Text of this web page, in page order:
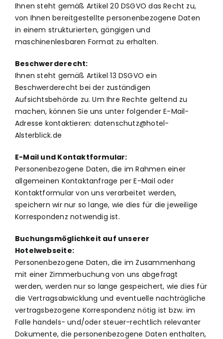
Ihnen steht gemäß Artikel 20 DSGVO das Recht zu,
von Ihnen bereitgestellte personenbezogene Daten
in einem strukturierten, gängigen und
maschinenlesbaren Format zu erhalten.
Beschwerderecht:
Ihnen steht gemäß Artikel 13 DSGVO ein
Beschwerderecht bei der zuständigen
Aufsichtsbehörde zu. Um Ihre Rechte geltend zu
machen, können Sie uns unter folgender E-Mail-
Adresse kontaktieren: datenschutz@hotel-
Alsterblick.de
E-Mail und Kontaktformular:
Personenbezogene Daten, die im Rahmen einer
allgemeinen Kontaktanfrage per E-Mail oder
Kontaktformular von uns verarbeitet werden,
speichern wir nur so lange, wie dies für die jeweilige
Korrespondenz notwendig ist.
Buchungsmöglichkeit auf unserer
Hotelwebseite:
Personenbezogene Daten, die im Zusammenhang
mit einer Zimmerbuchung von uns abgefragt
werden, werden nur so lange gespeichert, wie dies für
die Vertragsabwicklung und eventuelle nachträgliche
vertragsbezogene Korrespondenz nötig ist bzw. im
Falle handels- und/oder steuer-rechtlich relevanter
Dokumente, die personenbezogene Daten enthalten,